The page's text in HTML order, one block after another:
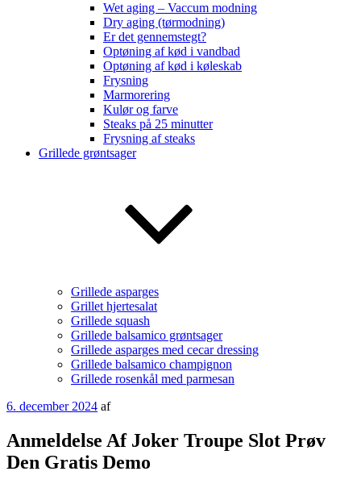
Wet aging – Vaccum modning
Dry aging (tørmodning)
Er det gennemstegt?
Optøning af kød i vandbad
Optøning af kød i køleskab
Frysning
Marmorering
Kulør og farve
Steaks på 25 minutter
Frysning af steaks
Grillede grøntsager
Grillede asparges
Grillet hjertesalat
Grillede squash
Grillede balsamico grøntsager
Grillede asparges med cecar dressing
Grillede balsamico champignon
Grillede rosenkål med parmesan
Udgivet
6. december 2024 af
Anmeldelse Af Joker Troupe Slot Prøv
Den Gratis Demo